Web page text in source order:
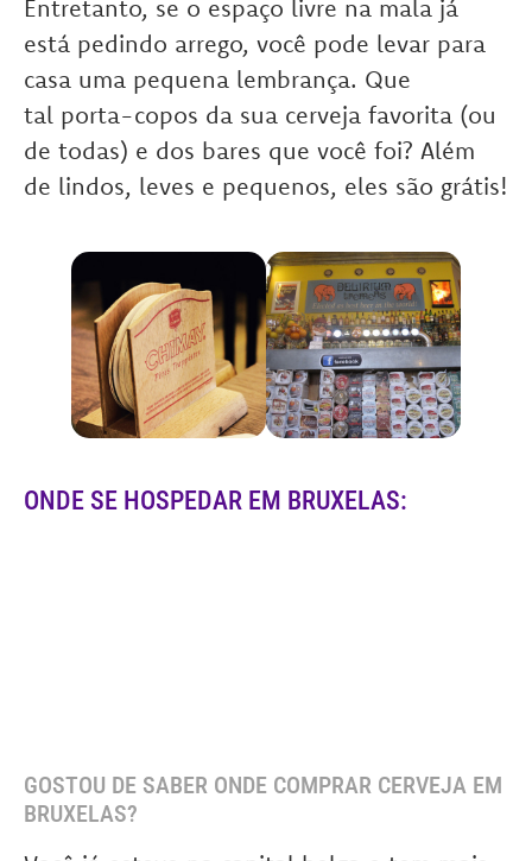
Entretanto, se o espaço livre na mala já
está pedindo arrego, você pode levar para
casa uma pequena lembrança. Que
tal porta-copos da sua cerveja favorita (ou
de todas) e dos bares que você foi? Além
de lindos, leves e pequenos, eles são grátis!
ONDE SE HOSPEDAR EM BRUXELAS:
GOSTOU DE SABER ONDE COMPRAR CERVEJA EM
BRUXELAS?